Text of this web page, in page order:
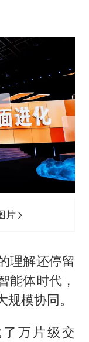
片
理解还停留
能体时代，
模协同。
万片级交